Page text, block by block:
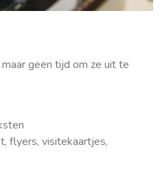
geen tijd om ze uit te
flyers, visitekaartjes,